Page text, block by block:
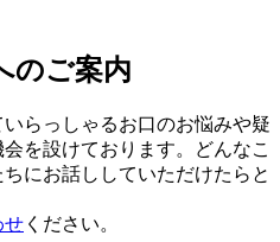
のご案内
らっしゃるお口のお悩みや疑
を設けております。どんなこ
にお話ししていただけたらと
せ ください。